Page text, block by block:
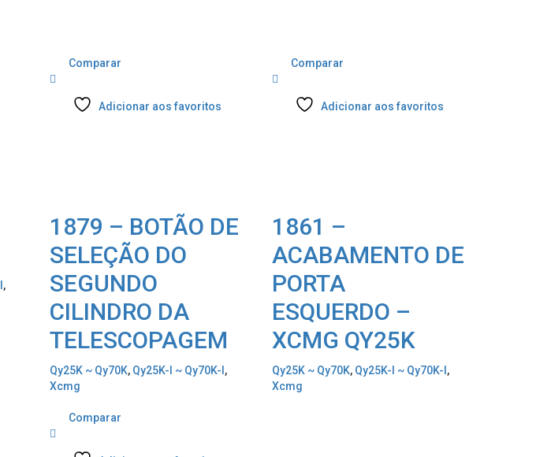
,
Comparar
Adicionar aos favoritos
1879 – BOTÃO DE
SELEÇÃO DO
SEGUNDO
CILINDRO DA
TELESCOPAGEM
Qy25K ~ Qy70K, Qy25K-I ~ Qy70K-I ,
Xcmg
Comparar
Adicionar aos favoritos
1861 –
ACABAMENTO DE
PORTA
ESQUERDO –
XCMG QY25K
Qy25K ~ Qy70K, Qy25K-I ~ Qy70K-I ,
Xcmg
Comparar